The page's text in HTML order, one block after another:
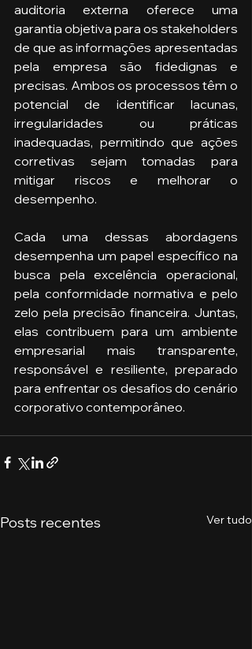
auditoria externa oferece uma
garantia objetiva para os stakeholders
de que as informações apresentadas
pela empresa são fidedignas e
precisas. Ambos os processos têm o
potencial de identificar lacunas,
irregularidades ou práticas
inadequadas, permitindo que ações
corretivas sejam tomadas para
mitigar riscos e melhorar o
desempenho.
Cada uma dessas abordagens
desempenha um papel específico na
busca pela excelência operacional,
pela conformidade normativa e pelo
zelo pela precisão financeira. Juntas,
elas contribuem para um ambiente
empresarial mais transparente,
responsável e resiliente, preparado
para enfrentar os desafios do cenário
corporativo contemporâneo.
Posts recentes Ver tudo